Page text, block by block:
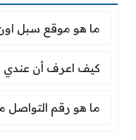
ما هو موقع سبل
ما هو موقع سبل
كيف اعرف أن
كيف اعرف أن عندي
ما هو رقم
ما هو رقم التواصل